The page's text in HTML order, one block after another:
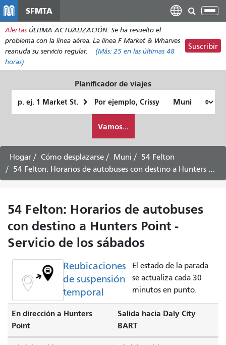
contenido
principal
SFMTA
Alertas ÚLTIMA ACTUALIZACIÓN: Se ha resuelto el
problema con la línea aérea. La línea F Market & Wharves
reanuda su servicio regular.
(Más: 25 en las últimas 48
horas)
Suscribir
Planificador de viajes
de
quiero
viajar
Vamos...
Hogar Cómo desplazarse Muni
54 Felton
54 Felton: Horarios de autobuses con destino a Hunters Point - Servicio de los sábados
54 Felton: Horarios de autobuses
con destino a Hunters Point -
Servicio de los sábados
Reubicaciones
de suspensión
temporal
El estado de la parada
se actualiza cada 30
minutos en punto.
En dirección a Hunters
Point
Salida hacia Daly City
BART